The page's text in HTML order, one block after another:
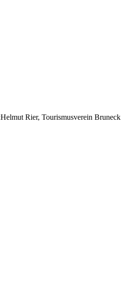
Rier, Tourismusverein Bruneck